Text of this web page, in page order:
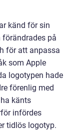
känd för sin
på
för att anpassa
som Apple
logotypen hade
förenlig med
känts
infördes
tidlös logotyp.